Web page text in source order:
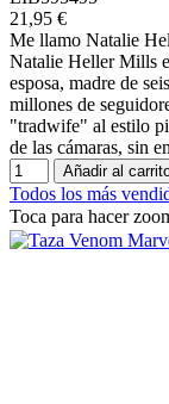
21,95 €
Me llamo Natalie
Natalie Heller Mills
esposa, madre de
millones de
"tradwife" al estilo
de las cámaras, sin
Añadir al
Todos los más
Toca para hacer